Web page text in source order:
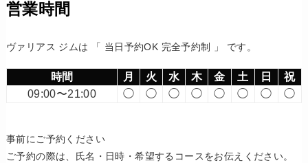
営業時間
ヴァリアス ジムは 「 当日予約OK 完全予約制 」 です。
時間 月 火 水 木 金 土 日
祝
09:00〜21:00
◯ ◯ ◯ ◯ ◯ ◯ ◯ ◯
事前にご予約ください
ご予約の際は、氏名・日時・希望するコースをお伝えください。